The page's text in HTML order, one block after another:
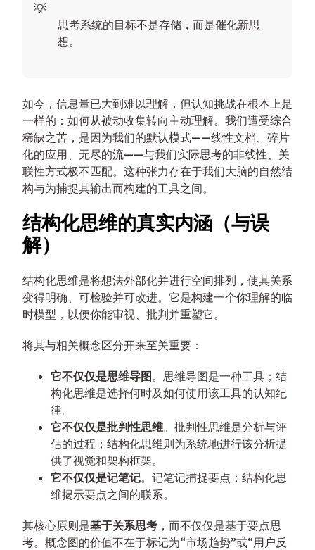
思考系统的目标不是存储，而是催化新思
想。
如今，信息量已大到难以理解，但认知挑战在根本上是
一样的：如何从被动收集转向主动理解。我们遭受综合
稀缺之苦，是因为我们的默认模式——线性文档、碎片
化的应用、无尽的流——与我们实际思考的非线性、关
联性方式极不匹配。这种张力存在于我们大脑的自然结
构与为捕捉其输出而构建的工具之间。
结构化思维的真实内涵（与误
解）
结构化思维是将想法外部化并进行空间排列，使其关系
变得明确、可检验并可改进。它是构建一个你理解的临
时模型，以便你能审视、批判并重塑它。
将其与相关概念区分开来至关重要：
它不仅仅是思维导图。思维导图是一种工具；结
构化思维是选择何时及如何使用该工具的认知纪
律。
它不仅仅是批判性思维。批判性思维是分析与评
估的过程；结构化思维则为系统地进行该分析提
供了视觉和架构框架。
它不仅仅是记笔记。记笔记捕捉要点；结构化思
维揭示要点之间的联系。
其核心原则是基于关系思考 ，而不仅仅是基于要点思
考。概念图的价值不在于标记为“市场趋势”或“用户反